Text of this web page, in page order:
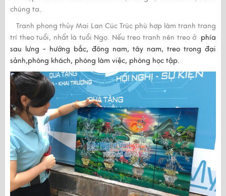
chúng ta.
Tranh phong thủy Mai Lan Cúc Trúc phù hợp làm tranh trang
trí theo tuổi, nhất là tuổi Ngọ. Nếu treo tranh nên treo ở phía
sau lưng - hướng bắc, đông nam, tây nam, treo trong đại
sảnh,phòng khách, phòng làm việc, phòng học tập.